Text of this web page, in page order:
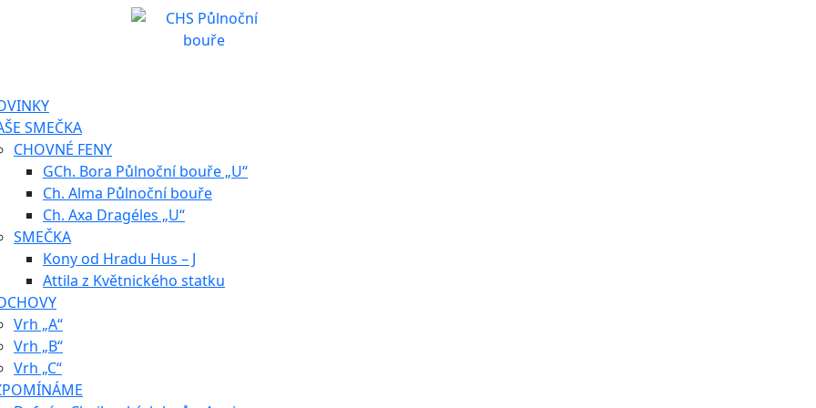
SMEČKA
CHOVNÉ FENY
GCh. Bora Půlnoční bouře „U“
Ch. Alma Půlnoční bouře
Ch. Axa Dragéles „U“
SMEČKA
Kony od Hradu Hus – J
Attila z Květnického statku
Vrh „A“
Vrh „B“
Vrh „C“